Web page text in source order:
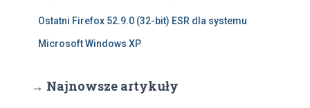
Ostatni Firefox 52.9.0 (32-bit) ESR dla systemu
Microsoft Windows XP
→ Najnowsze artykuły